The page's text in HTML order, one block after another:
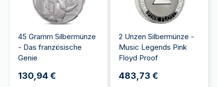
45 Gramm Silbermünze
- Das französische
Genie
130,94 €
2 Unzen Silbermünze -
Music Legends Pink
Floyd Proof
483,73 €